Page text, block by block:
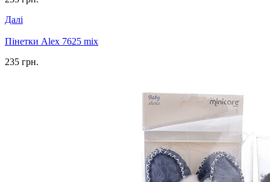
Далі
Пінетки Alex 7625 mix
235 грн.